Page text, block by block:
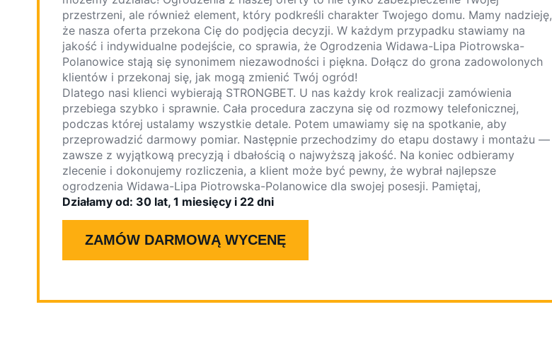
przestrzeni, ale również element, który podkreśli charakter Twojego domu. Mamy nadzieję,
że nasza oferta przekona Cię do podjęcia decyzji. W każdym przypadku stawiamy na
jakość i indywidualne podejście, co sprawia, że Ogrodzenia Widawa-Lipa Piotrowska-
Polanowice stają się synonimem niezawodności i piękna. Dołącz do grona zadowolonych
klientów i przekonaj się, jak mogą zmienić Twój ogród!
Dlatego nasi klienci wybierają STRONGBET. U nas każdy krok realizacji zamówienia
przebiega szybko i sprawnie. Cała procedura zaczyna się od rozmowy telefonicznej,
podczas której ustalamy wszystkie detale. Potem umawiamy się na spotkanie, aby
przeprowadzić darmowy pomiar. Następnie przechodzimy do etapu dostawy i montażu —
zawsze z wyjątkową precyzją i dbałością o najwyższą jakość. Na koniec odbieramy
zlecenie i dokonujemy rozliczenia, a klient może być pewny, że wybrał najlepsze
ogrodzenia Widawa-Lipa Piotrowska-Polanowice dla swojej posesji. Pamiętaj,
Działamy od: 30 lat, 1 miesięcy i 22 dni
ZAMÓW DARMOWĄ WYCENĘ